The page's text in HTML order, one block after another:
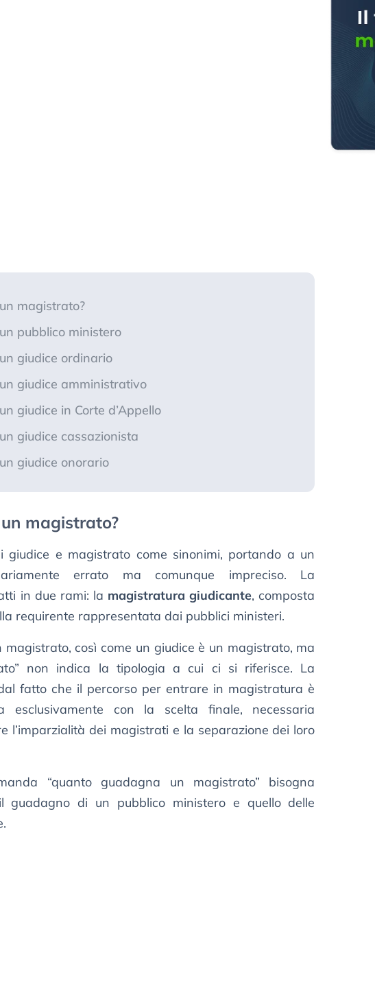
magistrato?
pubblico ministero
giudice ordinario
giudice amministrativo
giudice in Corte d’Appello
giudice cassazionista
giudice onorario
magistrato?
giudice e magistrato come sinonimi, portando a un
errato ma comunque impreciso. La
in due rami: la magistratura giudicante, composta
requirente rappresentata dai pubblici ministeri.
magistrato, così come un giudice è un magistrato, ma
non indica la tipologia a cui ci si riferisce. La
fatto che il percorso per entrare in magistratura è
esclusivamente con la scelta finale, necessaria
l’imparzialità dei magistrati e la separazione dei loro
“quanto guadagna un magistrato” bisogna
guadagno di un pubblico ministero e quello delle